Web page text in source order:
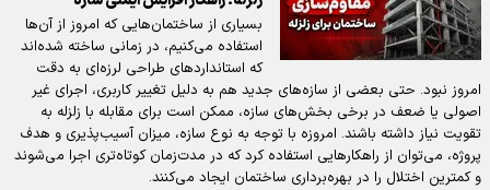
بسیاری از ساختمان‌هایی که امروز از آن‌ها
استفاده می‌کنیم، در زمانی ساخته شده‌اند
که استانداردهای طراحی لرزه‌ای به دقت
امروز نبود. حتی بعضی از سازه‌های جدید هم به دلیل تغییر کاربری، اجرای غیر
اصولی یا ضعف در برخی بخش‌های سازه، ممکن است برای مقابله با زلزله به
تقویت نیاز داشته باشند. امروزه با توجه به نوع سازه، میزان آسیب‌پذیری و هدف
پروژه، می‌توان از راهکارهایی استفاده کرد که در مدت‌زمان کوتاه‌تری اجرا می‌شوند
و کمترین اختلال را در بهره‌برداری ساختمان ایجاد می‌کنند.